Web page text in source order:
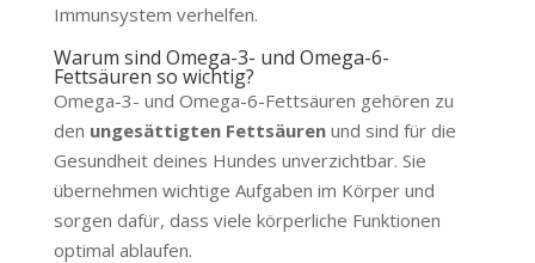
Immunsystem verhelfen.
Warum sind Omega-3- und Omega-6-
Fettsäuren so wichtig?
Omega-3- und Omega-6-Fettsäuren gehören zu
den ungesättigten Fettsäurenund sind für die
Gesundheit deines Hundes unverzichtbar. Sie
übernehmen wichtige Aufgaben im Körper und
sorgen dafür, dass viele körperliche Funktionen
optimal ablaufen.